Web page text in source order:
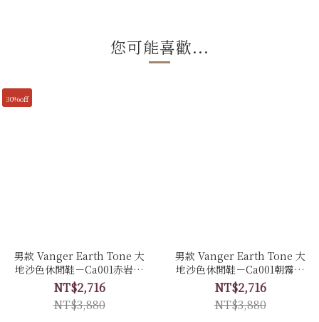
您可能喜歡...
30%off
男款 Vanger Earth Tone 大
地沙色休閒鞋－Ca001赤岩色
(牛皮拼接磨砂皮)
NT$2,716
NT$3,880
男款 Vanger Earth Tone 大
地沙色休閒鞋－Ca001朝霧色
(牛皮)
NT$2,716
NT$3,880